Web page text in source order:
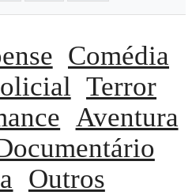
Comédia
Terror
Aventura
Outros